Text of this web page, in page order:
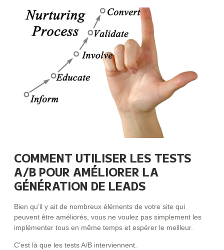
COMMENT UTILISER LES TESTS
A/B POUR AMÉLIORER LA
GÉNÉRATION DE LEADS
Bien qu’il y ait de nombreux éléments de votre site qui
peuvent être améliorés, vous ne voulez pas simplement les
implémenter tous en même temps et espérer le meilleur.
C’est là que les tests A/B interviennent.